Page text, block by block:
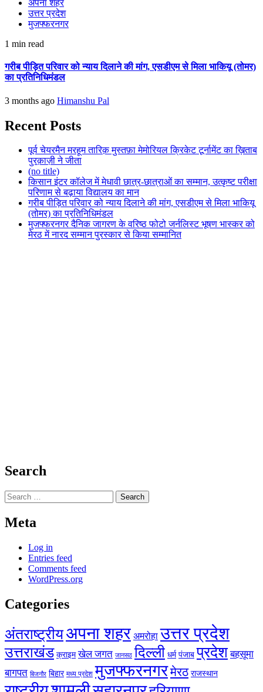
अपना शहर
उत्तर प्रदेश
मुजफ्फरनगर
1 min read
गरीब पीड़ित परिवार को न्याय दिलाने की मांग, एसडीएम से मिला भाकियू (तोमर)
का प्रतिनिधिमंडल
3 months ago Himanshu Pal
Recent Posts
पूर्व चेयरमैन मरहूम तारिक़ मुस्तफ़ा मेमोरियल क्रिकेट टूर्नामेंट का ख़िताब
पुरक़ाज़ी ने जीता
(no title)
किसान इंटर कॉलेज में मेधावी छात्र-छात्राओं का सम्मान, उत्कृष्ट परीक्षा
परिणाम से बढ़ाया विद्यालय का मान
गरीब पीड़ित परिवार को न्याय दिलाने की मांग, एसडीएम से मिला भाकियू
(तोमर) का प्रतिनिधिमंडल
मुजफ्फरनगर दैनिक जागरण के वरिष्ठ फोटो जर्नलिस्ट भूषण भास्कर को
मेरठ में नारद सम्मान पुरस्कार से किया सम्मानित
Search
Search
for:
Meta
Log in
Entries feed
Comments feed
WordPress.org
Categories
अंतराष्ट्रीयअपना शहर अमरोहा उत्तर प्रदेश
उत्तराखंड क्राइम खेल जगत जानसठ दिल्ली धर्म पंजाब प्रदेश बहसूमा
बागपत बिजनौर बिहार मध्य प्रदेश मुजफ्फरनगरमेरठ राजस्थान